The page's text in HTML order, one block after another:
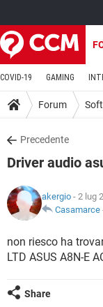
COVID-19 GAMING
Forum
Precedente
Driver audio
akergio - 2 lug
Casamarce
non riesco ha
LTD ASUS A8N-E
Share